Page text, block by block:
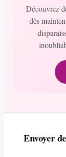
Découvrez
dès
Envoyer